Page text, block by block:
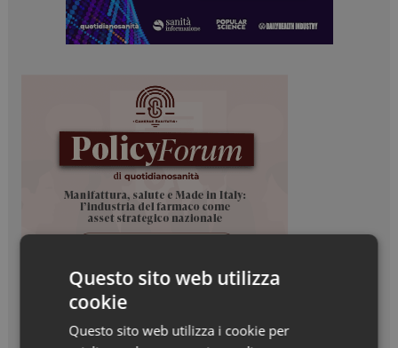
Questo sito web utilizza
cookie
Questo sito web utilizza i cookie per